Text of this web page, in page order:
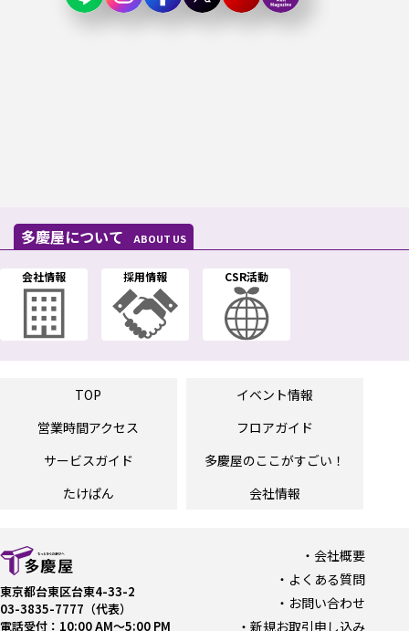
多慶屋について ABOUT US
会社情報 採用情報 CSR活動
TOP
イベント情報
営業時間アクセス
フロアガイド
サービスガイド
多慶屋のここがすごい！
たけぱん
会社情報
東京都台東区台東4-33-2
03-3835-7777（代表）
電話受付：10:00 AM〜5:00 PM
会社概要
よくある質問
お問い合わせ
新規お取引申し込み